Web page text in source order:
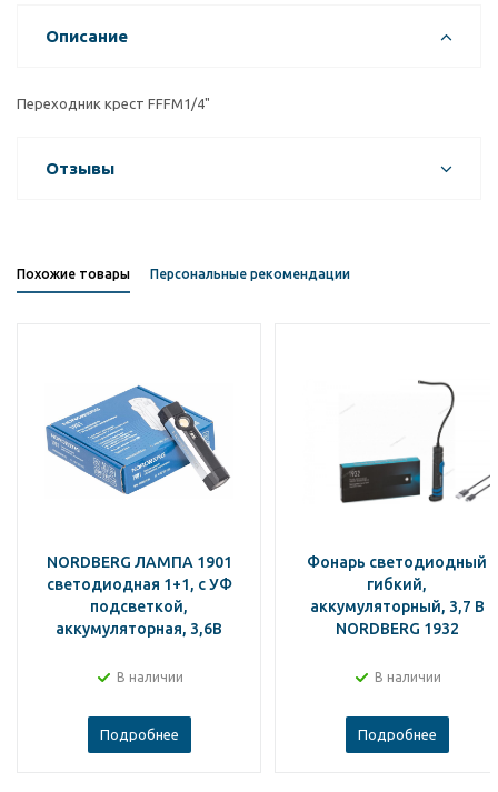
Описание
Переходник крест FFFМ1/4"
Отзывы
Похожие товары Персональные рекомендации
NORDBERG ЛАМПА 1901
светодиодная 1+1, с УФ
подсветкой,
аккумуляторная, 3,6В
В наличии
Подробнее
Фонарь светодиодный
гибкий,
аккумуляторный, 3,7 В
NORDBERG 1932
В наличии
Подробнее